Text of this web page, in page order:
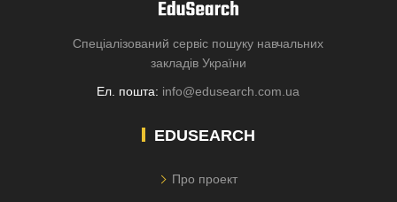
Спеціалізований сервіс пошуку навчальних
закладів України
Ел. пошта: info@edusearch.com.ua
EDUSEARCH
Про проект